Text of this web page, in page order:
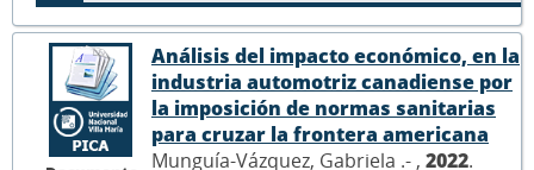
Análisis del impacto económico, en la
industria automotriz canadiense por
la imposición de normas sanitarias
para cruzar la frontera americana
Munguía-Vázquez, Gabriela .- , 2022.